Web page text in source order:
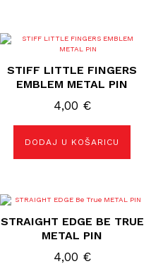
STIFF LITTLE FINGERS
EMBLEM METAL PIN
4,00 €
DODAJ U KOŠARICU
STRAIGHT EDGE BE TRUE
METAL PIN
4,00 €